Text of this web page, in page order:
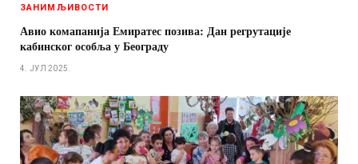
ЗАНИМЉИВОСТИ
Авио комапанија Емиратес позива: Дан регрутације
кабинског особља у Београду
4. ЈУЛ 2025.